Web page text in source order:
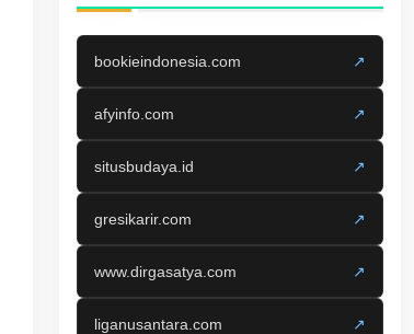
bookieindonesia.com ↗
afyinfo.com ↗
situsbudaya.id ↗
gresikarir.com ↗
www.dirgasatya.com ↗
liganusantara.com ↗